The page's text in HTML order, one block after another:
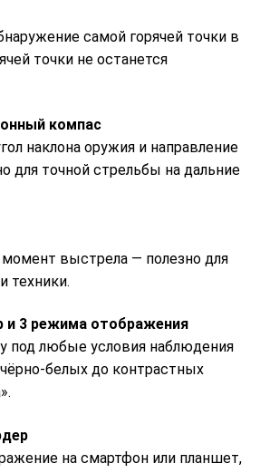
самой горячей точки в
точки не останется
компас
наклона оружия и направление
для точной стрельбы на дальние
выстрела — полезно для
техники.
и 3 режима отображения
под любые условия наблюдения
белых до контрастных
на смартфон или планшет,